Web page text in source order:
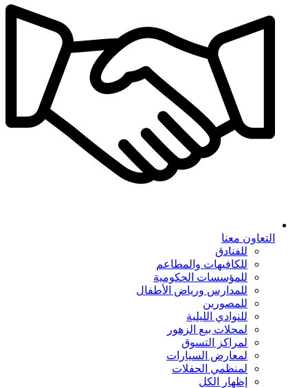
التعاون معنا
للفنادق
للكافيهات والمطاعم
للمؤسسات الحكومية
للمدارس ورياض الأطفال
للمصورين
للنوادي الليلية
لمحلات بيع الزهور
لمراكز التسوق
لمعارض السيارات
لمنظمي الحفلات
إظهار الكل